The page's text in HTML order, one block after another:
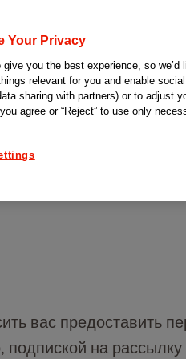
либо используя
данных в
согласий на
Kazakhstan»
вас предоставить
на
Your Privacy
give you the best experience, so
relevant for you and enable
sharing with partners) or to adjust
agree or “Reject” to use only